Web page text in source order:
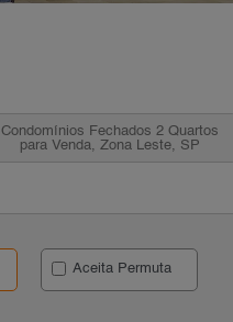
Condomínios Fechados 2 Quartos
para Venda, Zona Leste, SP
Aceita Permuta